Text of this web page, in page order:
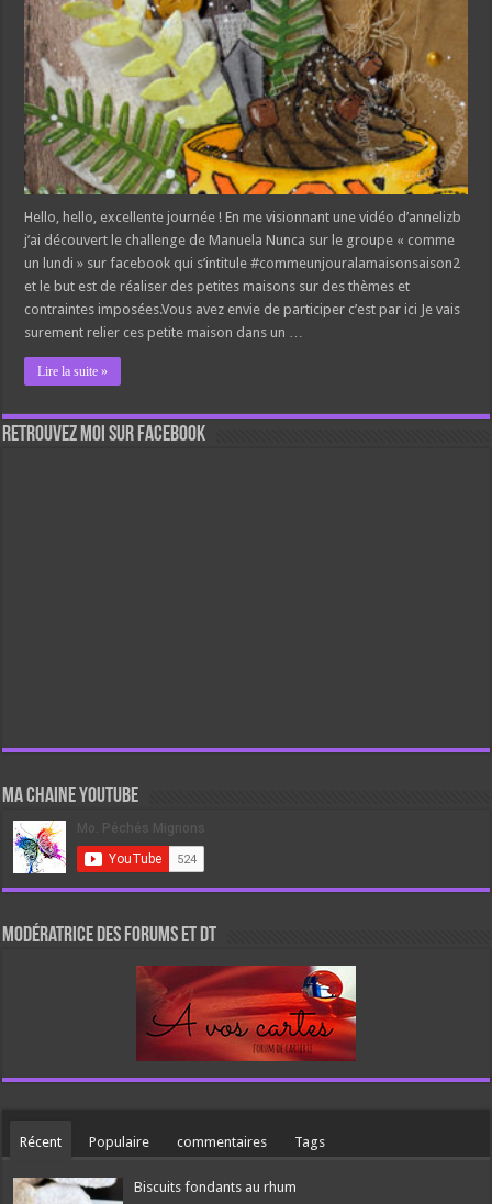
Hello, hello, excellente journée ! En me visionnant une vidéo d’annelizb
j’ai découvert le challenge de Manuela Nunca sur le groupe « comme
un lundi » sur facebook qui s’intitule #commeunjouralamaisonsaison2
et le but est de réaliser des petites maisons sur des thèmes et
contraintes imposées.Vous avez envie de participer c’est par ici Je vais
surement relier ces petite maison dans un …
Lire la suite »
Retrouvez moi sur Facebook
Ma chaine Youtube
Modératrice des forums et DT
Récent Populaire commentaires Tags
Biscuits fondants au rhum